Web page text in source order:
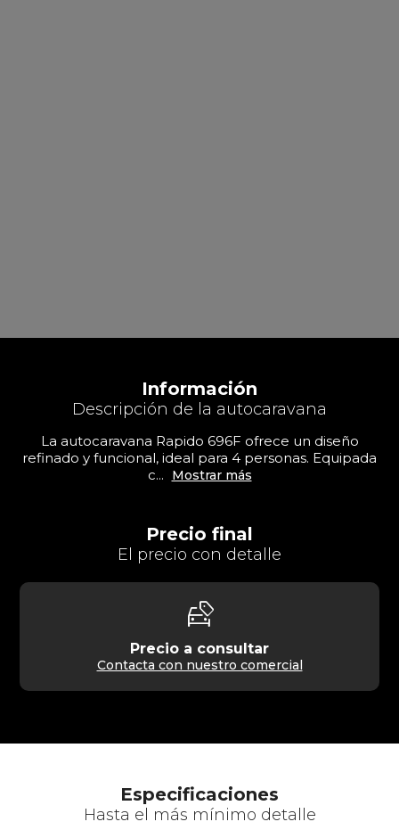
Información
Descripción de la autocaravana
La autocaravana Rapido 696F ofrece un diseño
refinado y funcional, ideal para 4 personas. Equipada
c...
Mostrar más
Precio final
El precio con detalle
car_tag
Precio a consultar
Contacta con nuestro comercial
Especificaciones
Hasta el más mínimo detalle